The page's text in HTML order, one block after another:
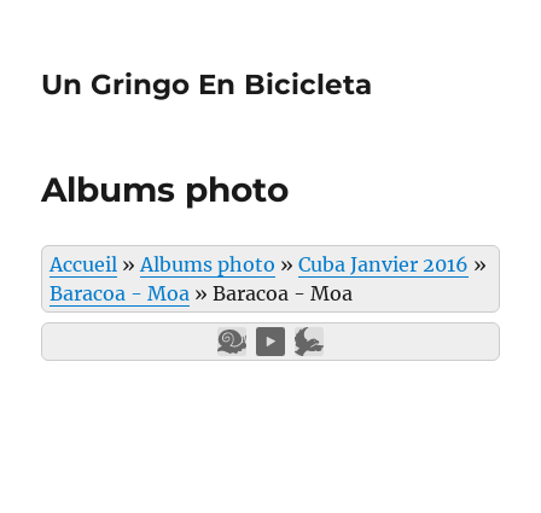
Un Gringo En Bicicleta
Albums photo
Accueil »Albums photo »Cuba Janvier 2016 »
Baracoa - Moa »Baracoa - Moa